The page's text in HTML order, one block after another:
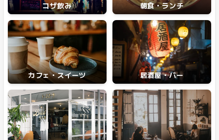
コザ飲み 朝食・ランチ
カフェ・スイーツ 居酒屋・バー